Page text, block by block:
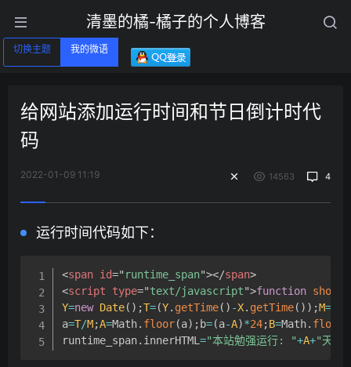
清墨的橘-橘子的个人博客
切换主题 我的微语
给网站添加运行时间和节日倒计时代
码
2022-01-09 11:19 14563 4
运行时间代码如下：
<span id=" runtime_span"></span>
<script type="text/javascript">function
Y=new Date( ) ;T=(Y. getTime( ) -X. getTime( ) ) ;M=
a=T/M;A=Math. floor(a) ; b=(a-A)*24;B=Math. floor
runtime_span. innerHTML="本站勉强运行: "+A+"天"